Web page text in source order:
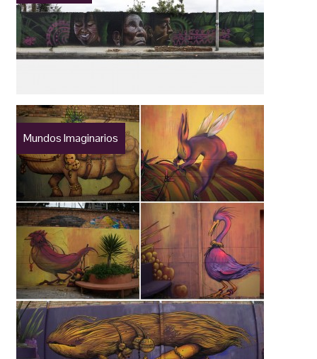
Mundos Imaginarios